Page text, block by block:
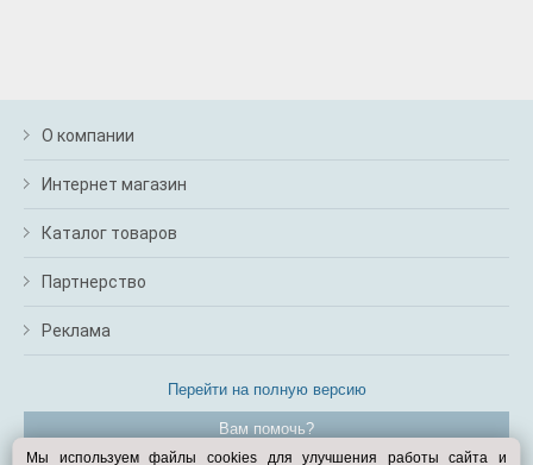
О компании
Интернет магазин
Каталог товаров
Партнерство
Реклама
Перейти на полную версию
Вам помочь?
Мы используем файлы cookies для улучшения работы сайта и